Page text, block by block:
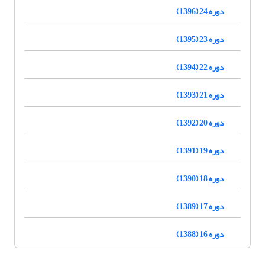
دوره 24 (1396)
دوره 23 (1395)
دوره 22 (1394)
دوره 21 (1393)
دوره 20 (1392)
دوره 19 (1391)
دوره 18 (1390)
دوره 17 (1389)
دوره 16 (1388)